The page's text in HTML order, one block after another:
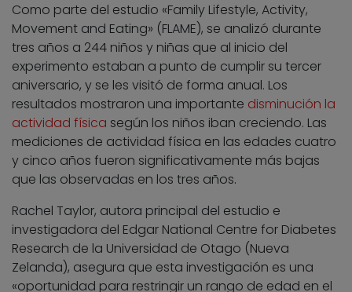
Como parte del estudio «Family Lifestyle, Activity,
Movement and Eating» (FLAME), se analizó durante
tres años a 244 niños y niñas que al inicio del
experimento estaban a punto de cumplir su tercer
aniversario, y se les visitó de forma anual. Los
resultados mostraron una importante disminución la
actividad física según los niños iban creciendo. Las
mediciones de actividad física en las edades cuatro
y cinco años fueron significativamente más bajas
que las observadas en los tres años.
Rachel Taylor, autora principal del estudio e
investigadora del Edgar National Centre for Diabetes
Research de la Universidad de Otago (Nueva
Zelanda), asegura que esta investigación es una
«oportunidad para restringir un rango de edad en el